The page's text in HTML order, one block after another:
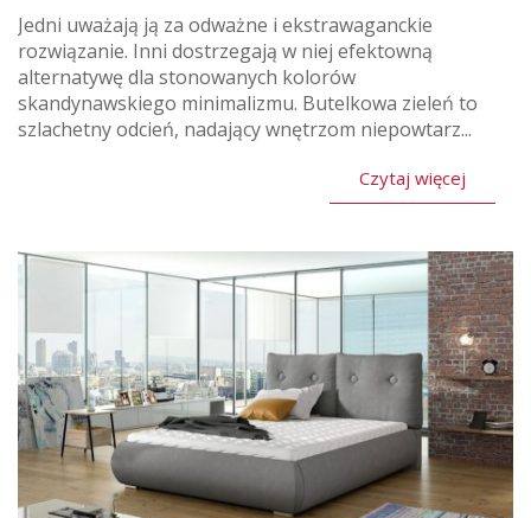
Jedni uważają ją za odważne i ekstrawaganckie
rozwiązanie. Inni dostrzegają w niej efektowną
alternatywę dla stonowanych kolorów
skandynawskiego minimalizmu. Butelkowa zieleń to
szlachetny odcień, nadający wnętrzom niepowtarz...
Czytaj więcej